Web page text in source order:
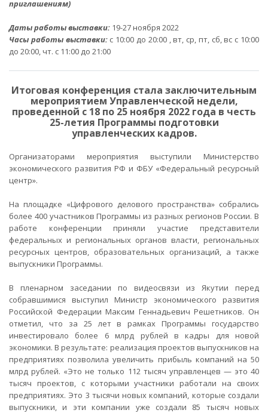
приглашениям)
Даты работы выставки: 19-27 ноября 2022
Часы работы выставки:с 10:00 до 20:00 , вт, ср, пт, сб, вс с 10:00
до 20:00, чт. с 11:00 до 21:00
Итоговая конференция стала заключительным
мероприятием Управленческой недели,
проведенной с 18 по 25 ноября 2022 года в честь
25-летия Программы подготовки
управленческих кадров.
Организаторами мероприятия выступили Министерство
экономического развития РФ и ФБУ «Федеральный ресурсный
центр».
На площадке «Цифрового делового пространства» собрались
более 400 участников Программы из разных регионов России. В
работе конференции приняли участие представители
федеральных и региональных органов власти, региональных
ресурсных центров, образовательных организаций, а также
выпускники Программы.
В пленарном заседании по видеосвязи из Якутии перед
собравшимися выступил Mинистр экономического развития
Российской Федерации Максим Геннадьевич Решетников. Он
отметил, что за 25 лет в рамках Программы государство
инвестировало более 6 млрд рублей в кадры для новой
экономики. В результате: реализация проектов выпускников на
предприятиях позволила увеличить прибыль компаний на 50
млрд рублей. «Это не только 112 тысяч управленцев — это 40
тысяч проектов, с которыми участники работали на своих
предприятиях. Это 3 тысячи новых компаний, которые создали
выпускники, и эти компании уже создали 85 тысяч новых